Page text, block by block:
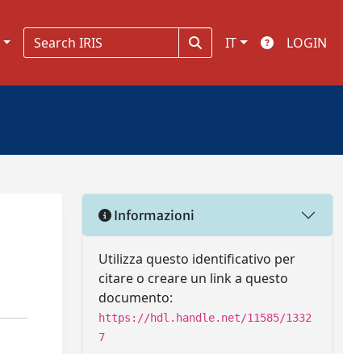
IT LOGIN
Informazioni
Utilizza questo identificativo per
citare o creare un link a questo
documento:
https://hdl.handle.net/11585/1332
7